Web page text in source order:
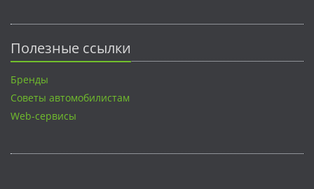
Полезные ссылки
Бренды
Советы автомобилистам
Web-сервисы